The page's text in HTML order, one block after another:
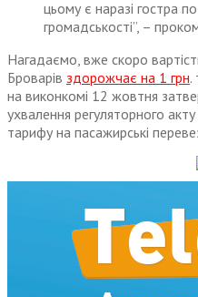
цьому є наразі гостра
громадськості”, –
Нагадаємо, вже скоро
Броварів здорожчає на 1 грн.
на виконкомі 12 жовтня
ухвалення регуляторного
тарифу на пасажирські